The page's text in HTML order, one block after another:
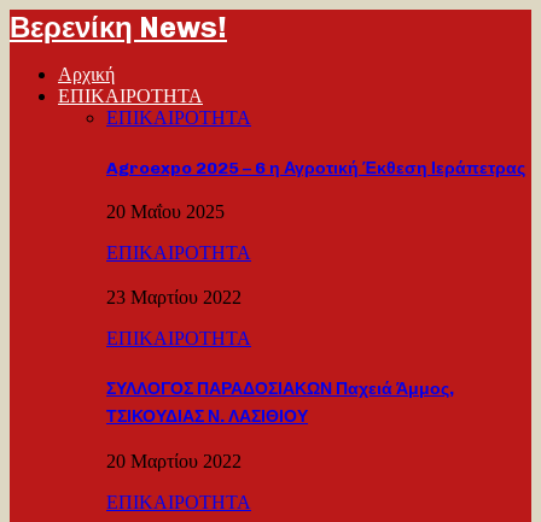
Βερενίκη News!
Αρχική
ΕΠΙΚΑΙΡΟΤΗΤΑ
ΕΠΙΚΑΙΡΟΤΗΤΑ
Agroexpo 2025 – 6 η Αγροτική Έκθεση Ιεράπετρας
20 Μαΐου 2025
ΕΠΙΚΑΙΡΟΤΗΤΑ
23 Μαρτίου 2022
ΕΠΙΚΑΙΡΟΤΗΤΑ
ΣΥΛΛΟΓΟΣ ΠΑΡΑΔΟΣΙΑΚΩΝ Παχειά Άμμος,
ΤΣΙΚΟΥΔΙΑΣ Ν. ΛΑΣΙΘΙΟΥ
20 Μαρτίου 2022
ΕΠΙΚΑΙΡΟΤΗΤΑ